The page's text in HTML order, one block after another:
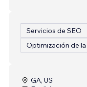
Servicios de SEO
Optimización de
GA, US